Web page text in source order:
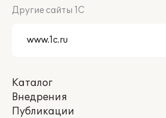
Другие сайты 1С
Каталог
Внедрения
Публикации